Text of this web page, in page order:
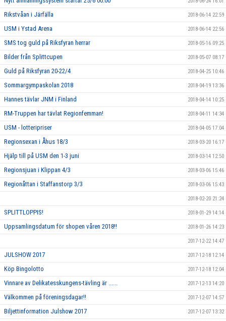
Rikstvåan i Järfälla 2018-06-14 22:59
USM i Ystad Arena 2018-06-14 22:56
SMS tog guld på Riksfyran herrar 2018-05-16 09:25
Bilder från Splittcupen 2018-05-07 08:17
Guld på Riksfyran 20-22/4 2018-04-25 10:46
Sommargympaskolan 2018 2018-04-19 13:36
Hannes tävlar JNM i Finland 2018-04-14 10:25
RM-Truppen har tävlat Regionfemman! 2018-04-11 14:34
USM - lotteripriser 2018-04-05 17:04
Regionsexan i Åhus 18/3 2018-03-20 16:17
Hjälp till på USM den 1-3 juni 2018-03-14 12:50
Regionsjuan i Klippan 4/3 2018-03-06 15:46
Regionåttan i Staffanstorp 3/3 2018-03-06 15:43
2018-02-20 21:24
SPLITTLOPPIS! 2018-01-29 14:14
Uppsamlingsdatum för shopen våren 2018!! 2018-01-26 14:23
2017-12-22 14:47
JULSHOW 2017 2017-12-18 12:14
Köp Bingolotto 2017-12-18 12:04
Vinnare av Delikatesskungens-tävling är ...... 2017-12-13 14:20
Välkommen på föreningsdagar!! 2017-12-07 14:57
Biljettinformation Julshow 2017 2017-12-07 13:32